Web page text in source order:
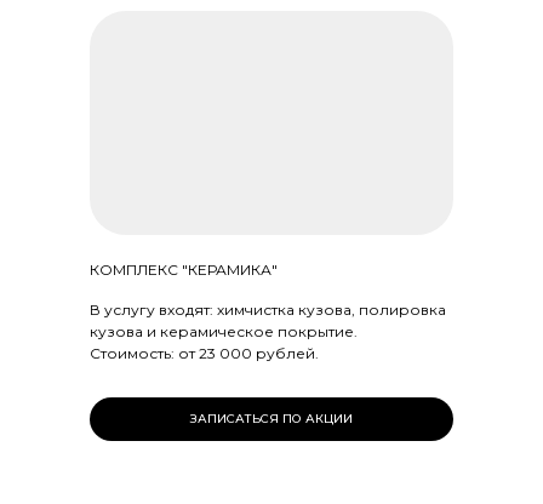
КОМПЛЕКС "КЕРАМИКА"
В услугу входят: химчистка кузова, полировка
кузова и керамическое покрытие.
Стоимость: от 23 000 рублей.
ЗАПИСАТЬСЯ ПО АКЦИИ